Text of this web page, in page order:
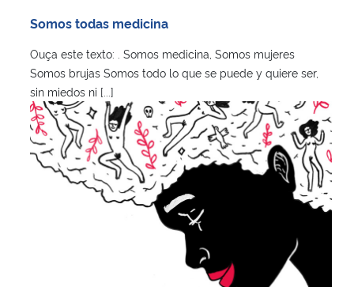
Ministério da Saúde
Ministério de Minas e Energia
Ministério da Ciência, Tecnologia, Inovações e Comunicações
Ministério do Meio Ambiente
Somos todas medicina
Ouça este texto: . Somos medicina, Somos mujeres
Somos brujas Somos todo lo que se puede y quiere ser,
sin miedos ni [...]